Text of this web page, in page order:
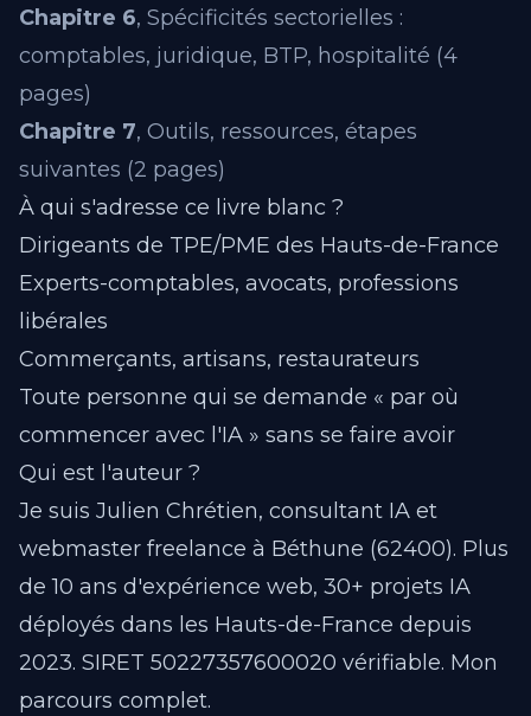
Chapitre 6, Spécificités sectorielles :
comptables, juridique, BTP, hospitalité (4
pages)
Chapitre 7, Outils, ressources, étapes
suivantes (2 pages)
À qui s'adresse ce livre blanc ?
Dirigeants de TPE/PME des Hauts-de-France
Experts-comptables, avocats, professions
libérales
Commerçants, artisans, restaurateurs
Toute personne qui se demande « par où
commencer avec l'IA » sans se faire avoir
Qui est l'auteur ?
Je suis Julien Chrétien, consultant IA et
webmaster freelance à Béthune (62400). Plus
de 10 ans d'expérience web, 30+ projets IA
déployés dans les Hauts-de-France depuis
2023. SIRET 50227357600020 vérifiable. Mon
parcours complet.